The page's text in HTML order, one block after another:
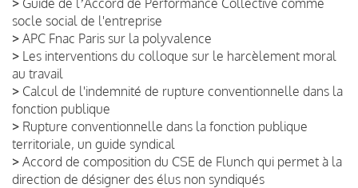
socle social de l'entreprise
> APC Fnac Paris sur la polyvalence
> Les interventions du colloque sur le harcèlement moral
au travail
> Calcul de l'indemnité de rupture conventionnelle dans la
fonction publique
> Rupture conventionnelle dans la fonction publique
territoriale, un guide syndical
> Accord de composition du CSE de Flunch qui permet à la
direction de désigner des élus non syndiqués